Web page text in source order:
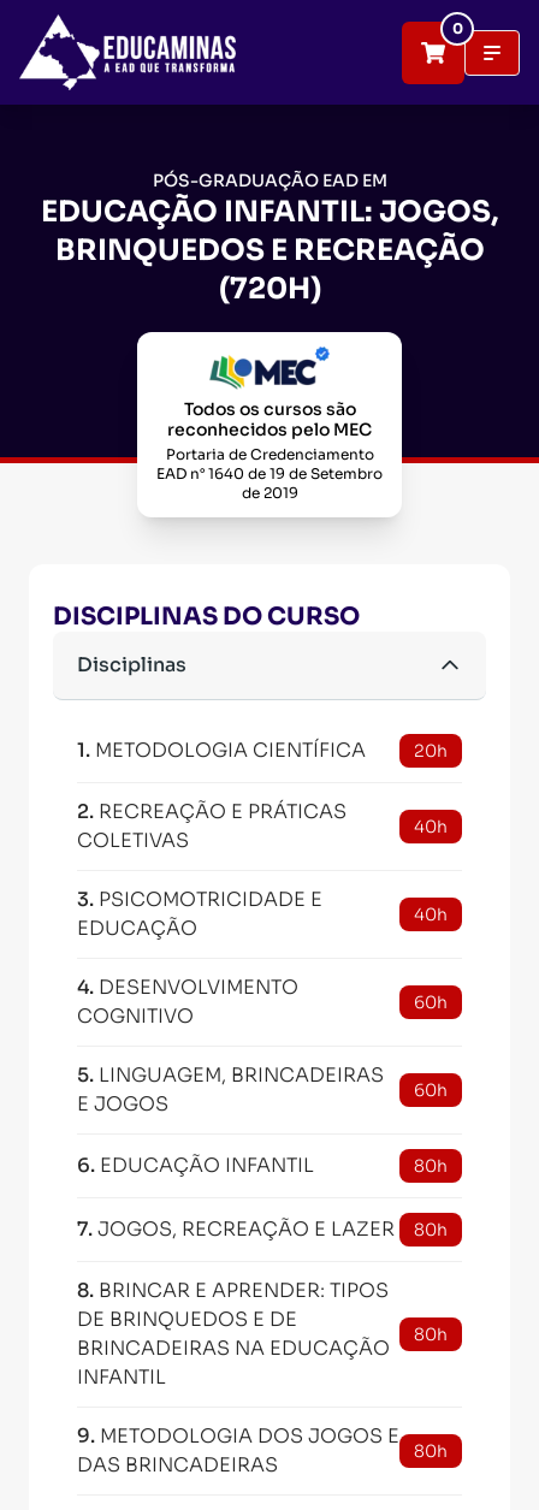
0
PÓS-GRADUAÇÃO EAD EM
EDUCAÇÃO INFANTIL: JOGOS,
BRINQUEDOS E RECREAÇÃO
(720H)
Todos os cursos são
reconhecidos pelo MEC
Portaria de Credenciamento
EAD n° 1640 de 19 de Setembro
de 2019
DISCIPLINAS DO CURSO
Disciplinas
1. METODOLOGIA CIENTÍFICA 20h
2. RECREAÇÃO E PRÁTICAS
COLETIVAS
40h
3. PSICOMOTRICIDADE E
EDUCAÇÃO
40h
4. DESENVOLVIMENTO
COGNITIVO
60h
5. LINGUAGEM, BRINCADEIRAS
E JOGOS
60h
6. EDUCAÇÃO INFANTIL 80h
7.JOGOS, RECREAÇÃO E LAZER 80h
8. BRINCAR E APRENDER: TIPOS
DE BRINQUEDOS E DE
BRINCADEIRAS NA EDUCAÇÃO
INFANTIL
80h
9. METODOLOGIA DOS JOGOS E
DAS BRINCADEIRAS
80h